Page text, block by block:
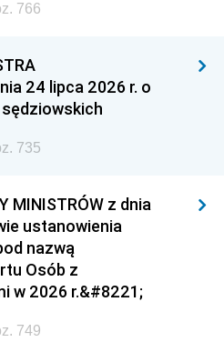
766
24 lipca 2026 r. o
735
MINISTRÓW z dnia
ustanowienia
nazwą
Osób z
w 2026 r.&#8221;
749